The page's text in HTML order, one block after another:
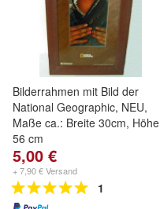
Bilderrahmen mit Bild der
National Geographic, NEU,
Maße ca.: Breite 30cm, Höhe
56 cm
5,00 €
+ 7,90 € Versand
1